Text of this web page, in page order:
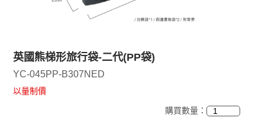
英國熊梯形旅行袋-二代(PP袋)
YC-045PP-B307NED
以量制價
購買數量：